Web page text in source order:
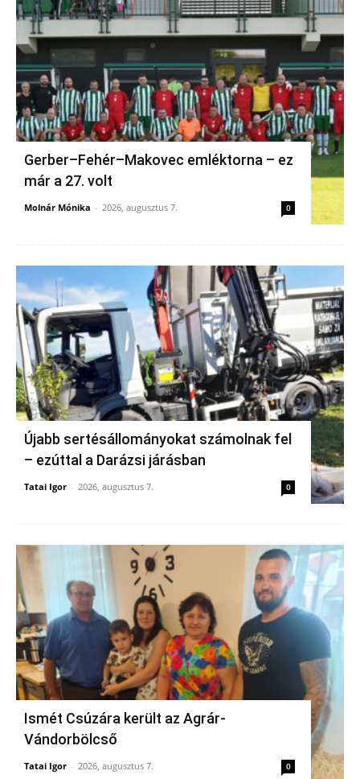
Gerber–Fehér–Makovec emléktorna – ez
már a 27. volt
Molnár Mónika - 2026, augusztus 7. 0
Újabb sertésállományokat számolnak fel
– ezúttal a Darázsi járásban
Tatai Igor - 2026, augusztus 7. 0
Ismét Csúzára került az Agrár-
Vándorbölcső
Tatai Igor - 2026, augusztus 7. 0